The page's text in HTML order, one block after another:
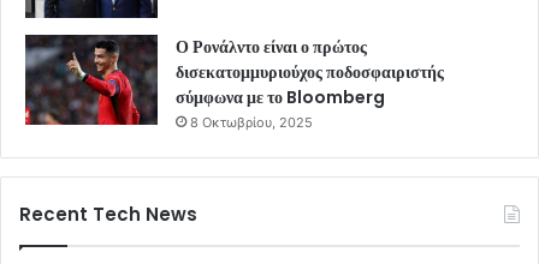
Ο Ρονάλντο είναι ο πρώτος
δισεκατομμυριούχος ποδοσφαιριστής
σύμφωνα με το Bloomberg
8 Οκτωβρίου, 2025
Recent Tech News